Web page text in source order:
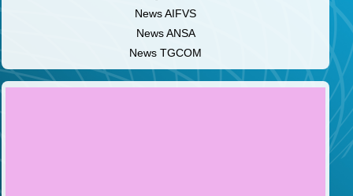
News AIFVS
News ANSA
News TGCOM